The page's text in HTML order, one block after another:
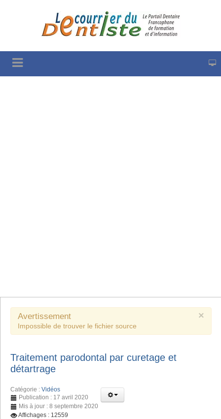
×
Avertissement
Impossible de trouver le fichier source
Traitement parodontal par curetage et
détartrage
Catégorie : Vidéos
Publication : 17 avril 2020
Mis à jour : 8 septembre 2020
Affichages : 12559